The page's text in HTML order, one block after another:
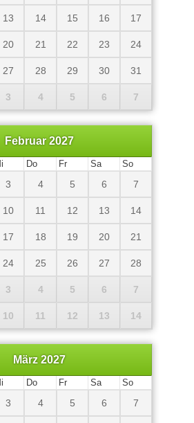
13 14 15 16 17
20 21 22 23 24
27 28 29 30 31
3 4 5 6 7
Februar 2027
Do Fr Sa So
3 4 5 6 7
10 11 12 13 14
17 18 19 20 21
24 25 26 27 28
3 4 5 6 7
10 11 12 13 14
März 2027
Do Fr Sa So
3 4 5 6 7